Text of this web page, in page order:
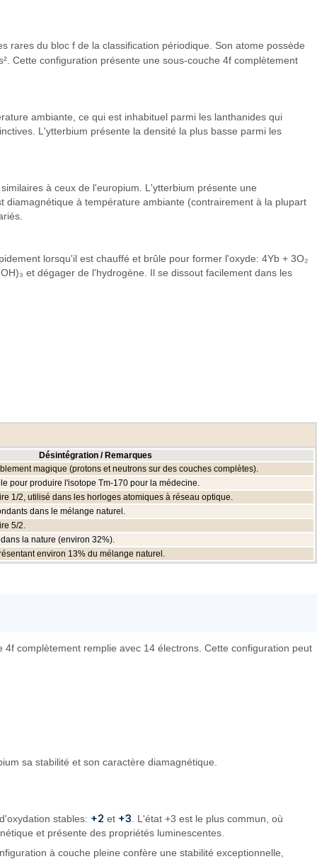
rares du bloc f de la classification périodique. Son atome possède
Cette configuration présente une sous-couche 4f complètement
ambiante, ce qui est inhabituel parmi les lanthanides qui
L'ytterbium présente la densité la plus basse parmi les
à ceux de l'europium. L'ytterbium présente une
à température ambiante (contrairement à la plupart
lorsqu'il est chauffé et brûle pour former l'oxyde: 4Yb + 3O₂
et dégager de l'hydrogène. Il se dissout facilement dans les
Désintégration / Remarques
magique (protons et neutrons sur des couches complètes).
pour produire l'isotope Tm-170 pour la médecine.
1/2, utilisé dans les horloges atomiques à réseau optique.
dans le mélange naturel.
5/2.
la nature (environ 32%).
environ 13% du mélange naturel.
complètement remplie avec 14 électrons. Cette configuration peut
sa stabilité et son caractère diamagnétique.
stables: +2 et +3 . L'état +3 est le plus commun, où
et présente des propriétés luminescentes.
à couche pleine confère une stabilité exceptionnelle,